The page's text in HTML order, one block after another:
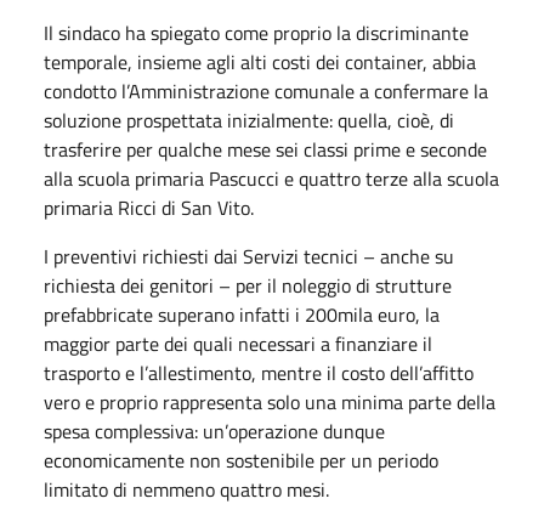
Il sindaco ha spiegato come proprio la discriminante
temporale, insieme agli alti costi dei container, abbia
condotto l’Amministrazione comunale a confermare la
soluzione prospettata inizialmente: quella, cioè, di
trasferire per qualche mese sei classi prime e seconde
alla scuola primaria Pascucci e quattro terze alla scuola
primaria Ricci di San Vito.
I preventivi richiesti dai Servizi tecnici – anche su
richiesta dei genitori – per il noleggio di strutture
prefabbricate superano infatti i 200mila euro, la
maggior parte dei quali necessari a finanziare il
trasporto e l’allestimento, mentre il costo dell’affitto
vero e proprio rappresenta solo una minima parte della
spesa complessiva: un’operazione dunque
economicamente non sostenibile per un periodo
limitato di nemmeno quattro mesi.